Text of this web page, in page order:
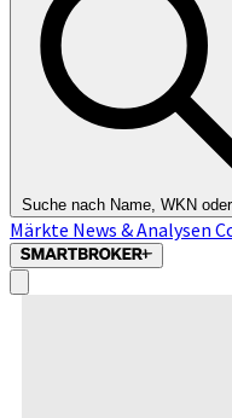
Suche nach Name, WKN
Märkte News & Analysen